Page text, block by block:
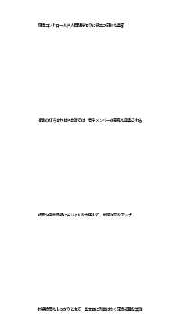
感情コントロールや人間関係作りに役立つ研修も豊富
​行事の打ち合わせや会議では、若手メンバーの意見も尊重される
​帳票や保育記録にデジタルを活用して、業務効率をアップ
​休憩時間もしっかりとれて、基本的に残業はなく定時退社を実施